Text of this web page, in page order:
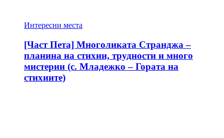
Интересни места
[Част Пета] Многоликата Странджа –
планина на стихии, трудности и много
мистерии (с. Младежко – Гората на
стихиите)